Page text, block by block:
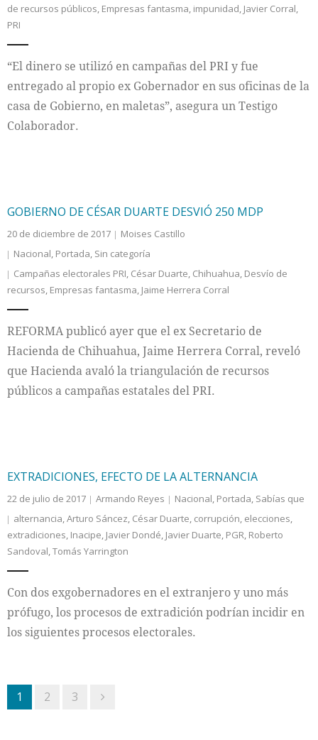
de recursos públicos, Empresas fantasma, impunidad, Javier Corral,
PRI
“El dinero se utilizó en campañas del PRI y fue
entregado al propio ex Gobernador en sus oficinas de la
casa de Gobierno, en maletas”, asegura un Testigo
Colaborador.
GOBIERNO DE CÉSAR DUARTE DESVIÓ 250 MDP
20 de diciembre de 2017
Moises Castillo
Nacional, Portada, Sin categoría
Campañas electorales PRI, César Duarte, Chihuahua, Desvío de
recursos, Empresas fantasma, Jaime Herrera Corral
REFORMA publicó ayer que el ex Secretario de
Hacienda de Chihuahua, Jaime Herrera Corral, reveló
que Hacienda avaló la triangulación de recursos
públicos a campañas estatales del PRI.
EXTRADICIONES, EFECTO DE LA ALTERNANCIA
22 de julio de 2017 Armando Reyes Nacional, Portada, Sabías que
alternancia,Arturo Sáncez, César Duarte, corrupción, elecciones,
extradiciones, Inacipe, Javier Dondé, Javier Duarte, PGR, Roberto
Sandoval,Tomás Yarrington
Con dos exgobernadores en el extranjero y uno más
prófugo, los procesos de extradición podrían incidir en
los siguientes procesos electorales.
1 2 3